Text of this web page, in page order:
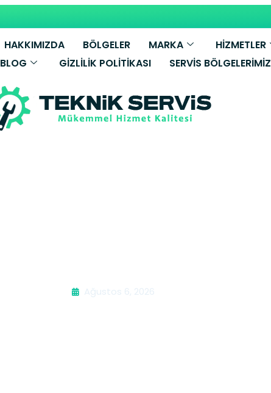
HAKKIMIZDA BÖLGELER MARKA HİZMETLER
BLOG
GIZLILIK POLITIKASI SERVIS BÖLGELERIMIZ
Ağustos 6, 2026